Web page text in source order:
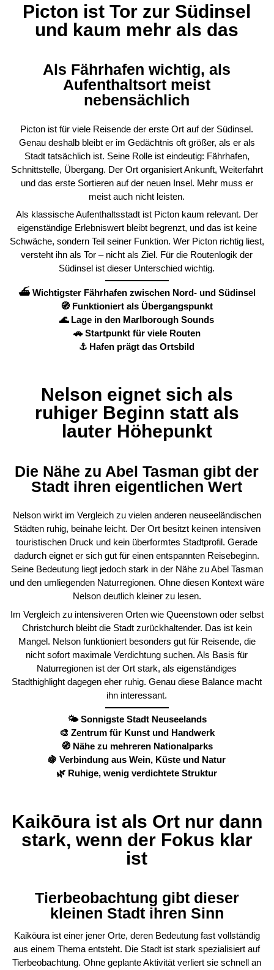
Picton ist Tor zur Südinsel
und kaum mehr als das
Als Fährhafen wichtig, als
Aufenthaltsort meist
nebensächlich
Picton ist für viele Reisende der erste Ort auf der Südinsel.
Genau deshalb bleibt er im Gedächtnis oft größer, als er als
Stadt tatsächlich ist. Seine Rolle ist eindeutig: Fährhafen,
Schnittstelle, Übergang. Der Ort organisiert Ankunft, Weiterfahrt
und das erste Sortieren auf der neuen Insel. Mehr muss er
meist auch nicht leisten.
Als klassische Aufenthaltsstadt ist Picton kaum relevant. Der
eigenständige Erlebniswert bleibt begrenzt, und das ist keine
Schwäche, sondern Teil seiner Funktion. Wer Picton richtig liest,
versteht ihn als Tor – nicht als Ziel. Für die Routenlogik der
Südinsel ist dieser Unterschied wichtig.
⛴️ Wichtigster Fährhafen zwischen Nord- und Südinsel
🧭 Funktioniert als Übergangspunkt
🌊 Lage in den Marlborough Sounds
🚗 Startpunkt für viele Routen
⚓ Hafen prägt das Ortsbild
Nelson eignet sich als
ruhiger Beginn statt als
lauter Höhepunkt
Die Nähe zu Abel Tasman gibt der
Stadt ihren eigentlichen Wert
Nelson wirkt im Vergleich zu vielen anderen neuseeländischen
Städten ruhig, beinahe leicht. Der Ort besitzt keinen intensiven
touristischen Druck und kein überformtes Stadtprofil. Gerade
dadurch eignet er sich gut für einen entspannten Reisebeginn.
Seine Bedeutung liegt jedoch stark in der Nähe zu Abel Tasman
und den umliegenden Naturregionen. Ohne diesen Kontext wäre
Nelson deutlich kleiner zu lesen.
Im Vergleich zu intensiveren Orten wie Queenstown oder selbst
Christchurch bleibt die Stadt zurückhaltender. Das ist kein
Mangel. Nelson funktioniert besonders gut für Reisende, die
nicht sofort maximale Verdichtung suchen. Als Basis für
Naturregionen ist der Ort stark, als eigenständiges
Stadthighlight dagegen eher ruhig. Genau diese Balance macht
ihn interessant.
🌤️ Sonnigste Stadt Neuseelands
🎨 Zentrum für Kunst und Handwerk
🧭 Nähe zu mehreren Nationalparks
🍇 Verbindung aus Wein, Küste und Natur
🌿 Ruhige, wenig verdichtete Struktur
Kaikōura ist als Ort nur dann
stark, wenn der Fokus klar
ist
Tierbeobachtung gibt dieser
kleinen Stadt ihren Sinn
Kaikōura ist einer jener Orte, deren Bedeutung fast vollständig
aus einem Thema entsteht. Die Stadt ist stark spezialisiert auf
Tierbeobachtung. Ohne geplante Aktivität verliert sie schnell an